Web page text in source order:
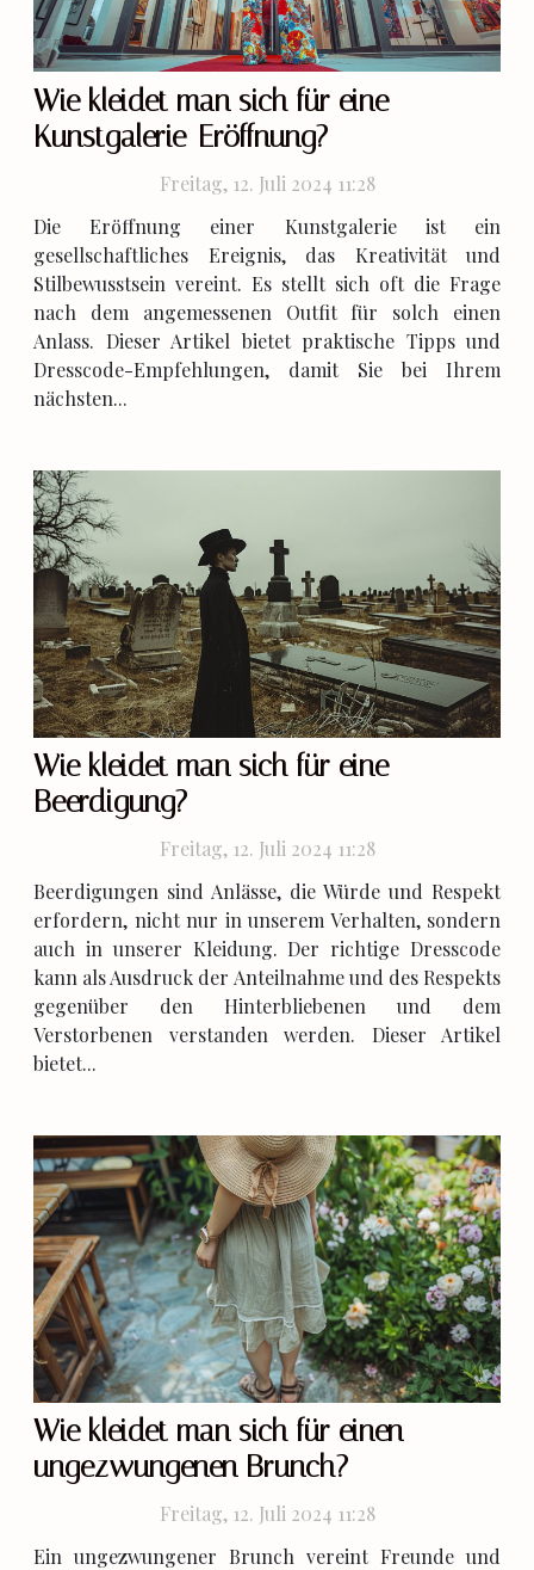
Wie kleidet man sich für eine
Kunstgalerie-Eröffnung?
Freitag, 12. Juli 2024 11:28
Die Eröffnung einer Kunstgalerie ist ein
gesellschaftliches Ereignis, das Kreativität und
Stilbewusstsein vereint. Es stellt sich oft die Frage
nach dem angemessenen Outfit für solch einen
Anlass. Dieser Artikel bietet praktische Tipps und
Dresscode-Empfehlungen, damit Sie bei Ihrem
nächsten...
Wie kleidet man sich für eine
Beerdigung?
Freitag, 12. Juli 2024 11:28
Beerdigungen sind Anlässe, die Würde und Respekt
erfordern, nicht nur in unserem Verhalten, sondern
auch in unserer Kleidung. Der richtige Dresscode
kann als Ausdruck der Anteilnahme und des Respekts
gegenüber den Hinterbliebenen und dem
Verstorbenen verstanden werden. Dieser Artikel
bietet...
Wie kleidet man sich für einen
ungezwungenen Brunch?
Freitag, 12. Juli 2024 11:28
Ein ungezwungener Brunch vereint Freunde und